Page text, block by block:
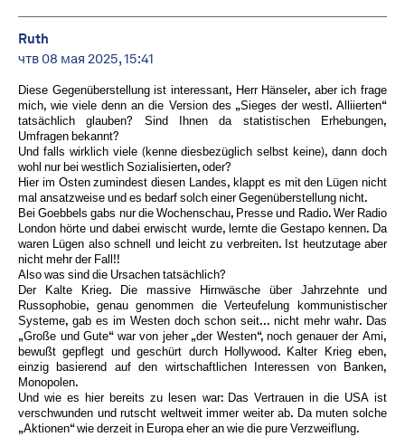
Ruth
чтв 08 мая 2025, 15:41
Diese Gegenüberstellung ist interessant, Herr Hänseler, aber ich frage
mich, wie viele denn an die Version des „Sieges der westl. Alliierten“
tatsächlich glauben? Sind Ihnen da statistischen Erhebungen,
Umfragen bekannt?
Und falls wirklich viele (kenne diesbezüglich selbst keine), dann doch
wohl nur bei westlich Sozialisierten, oder?
Hier im Osten zumindest diesen Landes, klappt es mit den Lügen nicht
mal ansatzweise und es bedarf solch einer Gegenüberstellung nicht.
Bei Goebbels gabs nur die Wochenschau, Presse und Radio. Wer Radio
London hörte und dabei erwischt wurde, lernte die Gestapo kennen. Da
waren Lügen also schnell und leicht zu verbreiten. Ist heutzutage aber
nicht mehr der Fall!!
Also was sind die Ursachen tatsächlich?
Der Kalte Krieg. Die massive Hirnwäsche über Jahrzehnte und
Russophobie, genau genommen die Verteufelung kommunistischer
Systeme, gab es im Westen doch schon seit... nicht mehr wahr. Das
„Große und Gute“ war von jeher „der Westen“, noch genauer der Ami,
bewußt gepflegt und geschürt durch Hollywood. Kalter Krieg eben,
einzig basierend auf den wirtschaftlichen Interessen von Banken,
Monopolen.
Und wie es hier bereits zu lesen war: Das Vertrauen in die USA ist
verschwunden und rutscht weltweit immer weiter ab. Da muten solche
„Aktionen“ wie derzeit in Europa eher an wie die pure Verzweiflung.